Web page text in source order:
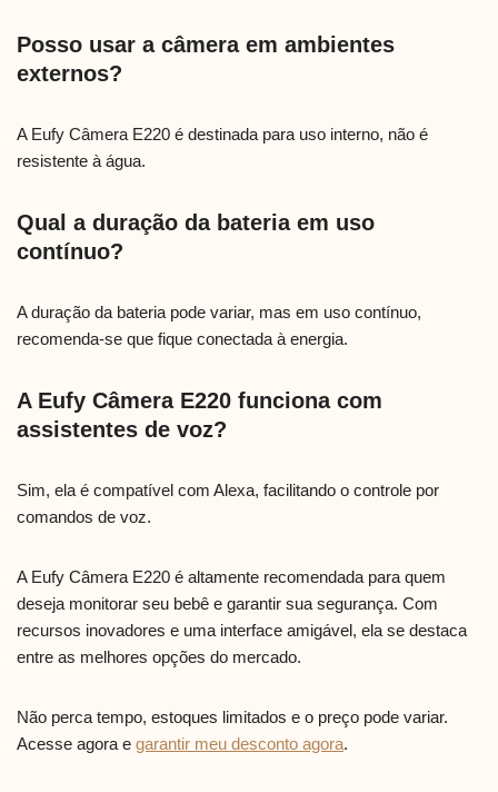
Posso usar a câmera em ambientes
externos?
A Eufy Câmera E220 é destinada para uso interno, não é
resistente à água.
Qual a duração da bateria em uso
contínuo?
A duração da bateria pode variar, mas em uso contínuo,
recomenda-se que fique conectada à energia.
A Eufy Câmera E220 funciona com
assistentes de voz?
Sim, ela é compatível com Alexa, facilitando o controle por
comandos de voz.
A Eufy Câmera E220 é altamente recomendada para quem
deseja monitorar seu bebê e garantir sua segurança. Com
recursos inovadores e uma interface amigável, ela se destaca
entre as melhores opções do mercado.
Não perca tempo, estoques limitados e o preço pode variar.
Acesse agora e garantir meu desconto agora.